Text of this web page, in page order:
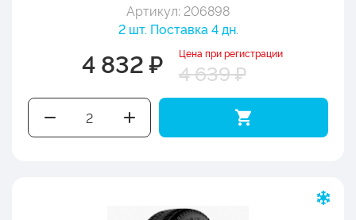
Артикул: 206898
2 шт. Поставка 4 дн.
4 832 ₽ Цена при регистрации
4 639 ₽